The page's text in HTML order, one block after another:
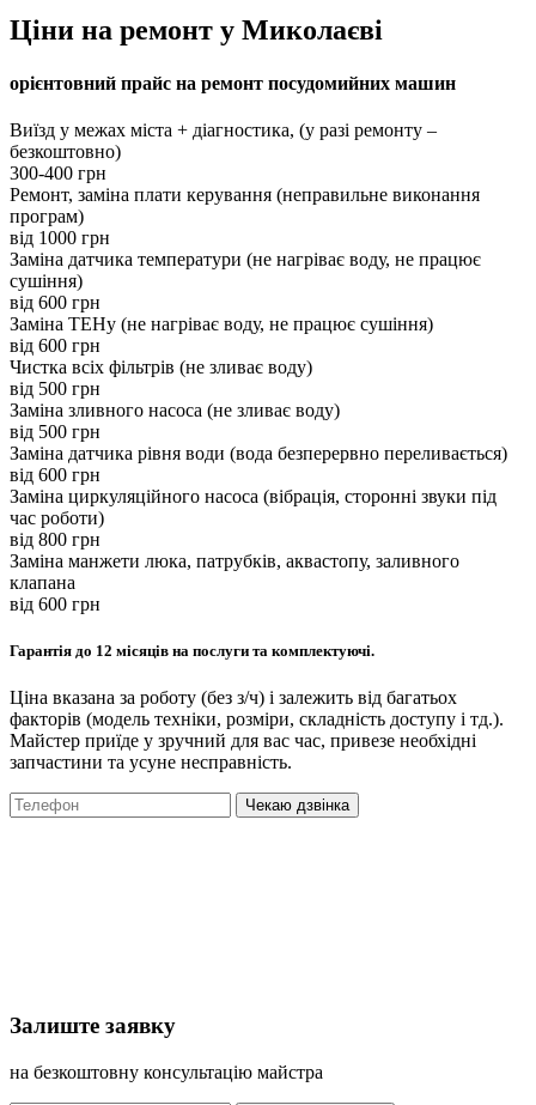
Ціни на ремонт у Миколаєві
орієнтовний прайс на ремонт посудомийних машин
Виїзд у межах міста + діагностика, (у разі ремонту –
безкоштовно)
300-400 грн
Ремонт, заміна плати керування (неправильне виконання
програм)
вiд 1000 грн
Заміна датчика температури (не нагріває воду, не працює
сушіння)
вiд 600 грн
Заміна ТЕНу (не нагріває воду, не працює сушіння)
вiд 600 грн
Чистка всіх фільтрів (не зливає воду)
вiд 500 грн
Заміна зливного насоса (не зливає воду)
вiд 500 грн
Заміна датчика рівня води (вода безперервно переливається)
вiд 600 грн
Заміна циркуляційного насоса (вібрація, сторонні звуки під
час роботи)
вiд 800 грн
Заміна манжети люка, патрубків, аквастопу, заливного
клапана
вiд 600 грн
Гарантія до 12 місяців на послуги та комплектуючі.
Ціна вказана за роботу (без з/ч) і залежить від багатьох
факторів (модель техніки, розміри, складність доступу і тд.).
Майстер приїде у зручний для вас час, привезе необхідні
запчастини та усуне несправність.
Чекаю дзвінка
Залиште заявку
на безкоштовну консультацію майстра